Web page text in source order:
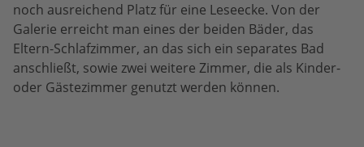
noch ausreichend Platz für eine Leseecke. Von der
Galerie erreicht man eines der beiden Bäder, das
Eltern-Schlafzimmer, an das sich ein separates Bad
anschließt, sowie zwei weitere Zimmer, die als Kinder-
oder Gästezimmer genutzt werden können.